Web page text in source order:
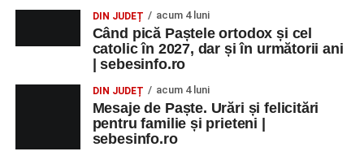
DIN JUDEȚ acum 4 luni
Când pică Paștele ortodox și cel
catolic în 2027, dar și în următorii ani
| sebesinfo.ro
DIN JUDEȚ acum 4 luni
Mesaje de Paște. Urări și felicitări
pentru familie și prieteni |
sebesinfo.ro